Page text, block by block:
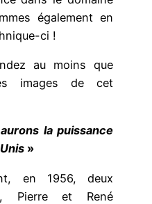
également en
ci !
au moins que
images de cet
la puissance
»
en 1956, deux
Pierre et René